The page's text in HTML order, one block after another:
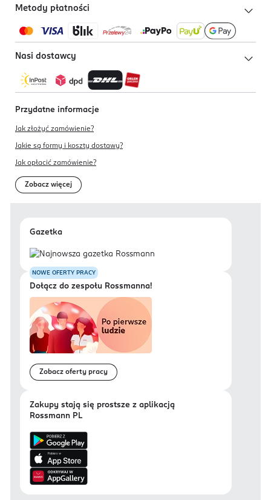
Metody płatności
Nasi dostawcy
Przydatne informacje
Jak złożyć zamówienie?
Jakie są formy i koszty dostawy?
Jak opłacić zamówienie?
Zobacz więcej
Gazetka
NOWE OFERTY PRACY
Dołącz do zespołu Rossmanna!
Zobacz oferty pracy
Zakupy stają się prostsze z aplikacją
Rossmann PL